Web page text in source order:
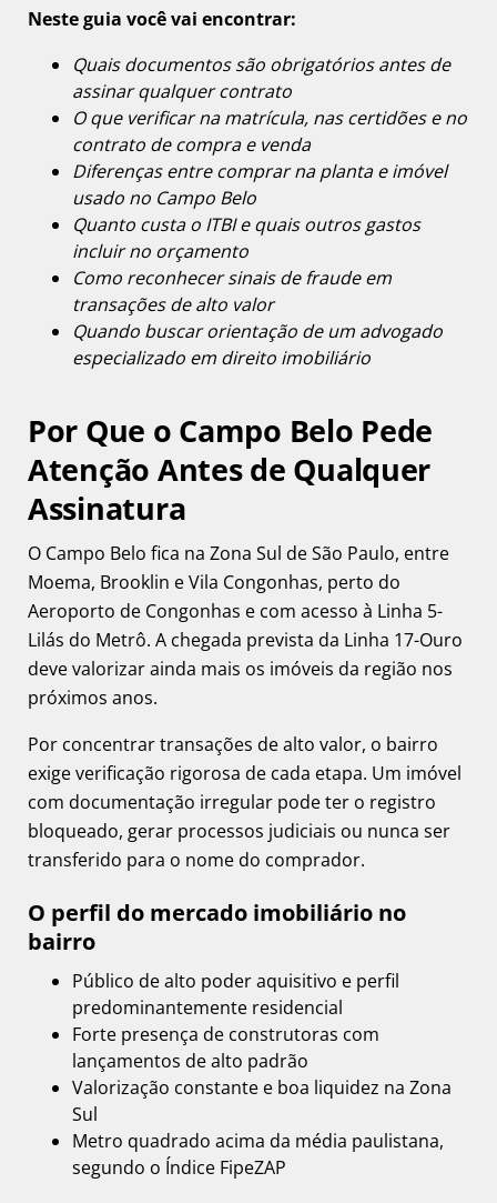
Neste guia você vai encontrar:
Quais documentos são obrigatórios antes de
assinar qualquer contrato
O que verificar na matrícula, nas certidões e no
contrato de compra e venda
Diferenças entre comprar na planta e imóvel
usado no Campo Belo
Quanto custa o ITBI e quais outros gastos
incluir no orçamento
Como reconhecer sinais de fraude em
transações de alto valor
Quando buscar orientação de um advogado
especializado em direito imobiliário
Por Que o Campo Belo Pede
Atenção Antes de Qualquer
Assinatura
O Campo Belo fica na Zona Sul de São Paulo, entre
Moema, Brooklin e Vila Congonhas, perto do
Aeroporto de Congonhas e com acesso à Linha 5-
Lilás do Metrô. A chegada prevista da Linha 17-Ouro
deve valorizar ainda mais os imóveis da região nos
próximos anos.
Por concentrar transações de alto valor, o bairro
exige verificação rigorosa de cada etapa. Um imóvel
com documentação irregular pode ter o registro
bloqueado, gerar processos judiciais ou nunca ser
transferido para o nome do comprador.
O perfil do mercado imobiliário no
bairro
Público de alto poder aquisitivo e perfil
predominantemente residencial
Forte presença de construtoras com
lançamentos de alto padrão
Valorização constante e boa liquidez na Zona
Sul
Metro quadrado acima da média paulistana,
segundo o Índice FipeZAP